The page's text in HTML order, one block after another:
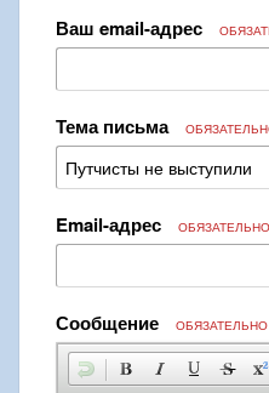
Ваш email-адрес
Тема письма
Email-адрес ОБЯЗАТЕЛЬНО
Сообщение ОБЯЗАТЕЛЬНО